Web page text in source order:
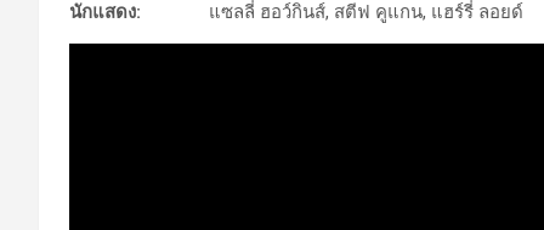
นักแสดง:
แซลลี่ ฮอว์กินส์, สตีฟ คูแกน, แฮร์รี่ ลอยด์